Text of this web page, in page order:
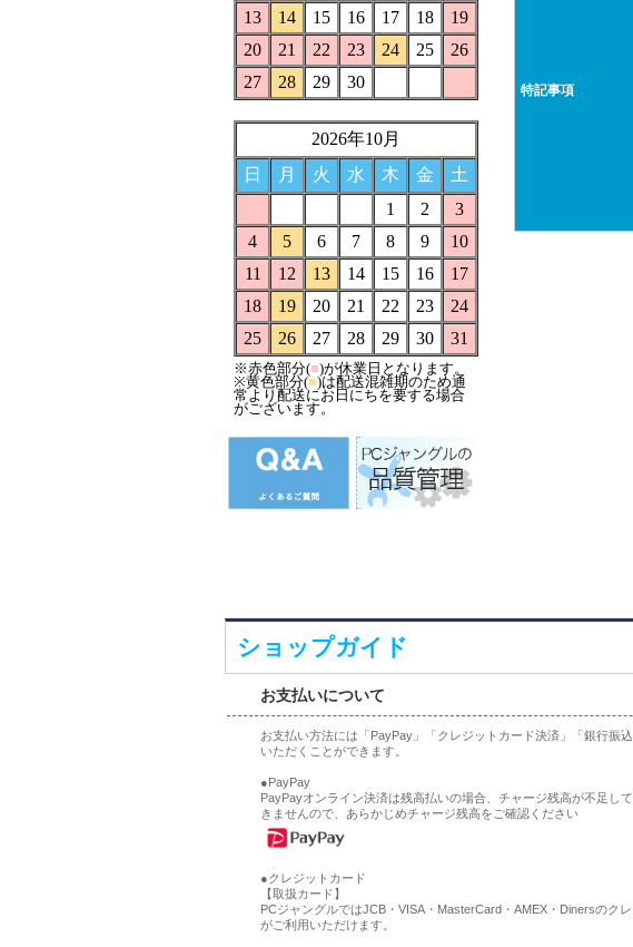
特記事項
ショップガイド
お支払いについて
お支払い方法には「PayPay」「クレジットカード決済」「銀行振
いただくことができます。
●PayPay
PayPayオンライン決済は残高払いの場合、チャージ残高が不足し
きませんので、あらかじめチャージ残高をご確認ください
●クレジットカード
【取扱カード】
PCジャングルではJCB・VISA・MasterCard・AMEX・Dinersのク
がご利用いただけます。